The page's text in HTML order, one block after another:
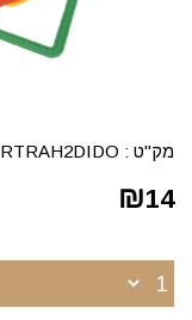
מק"ט : RTRAH2DIDO
₪14